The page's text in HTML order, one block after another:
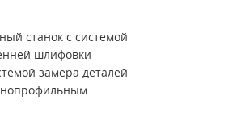
станок с системой
шлифовки
замера деталей